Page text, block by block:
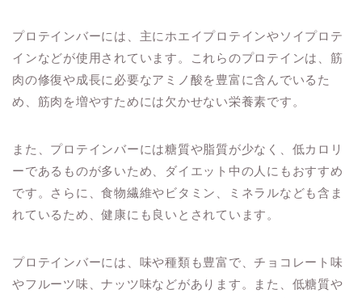
プロテインバーには、主にホエイプロテインやソイプロテ
インなどが使用されています。これらのプロテインは、筋
肉の修復や成長に必要なアミノ酸を豊富に含んでいるた
め、筋肉を増やすためには欠かせない栄養素です。
また、プロテインバーには糖質や脂質が少なく、低カロリ
ーであるものが多いため、ダイエット中の人にもおすすめ
です。さらに、食物繊維やビタミン、ミネラルなども含ま
れているため、健康にも良いとされています。
プロテインバーには、味や種類も豊富で、チョコレート味
やフルーツ味、ナッツ味などがあります。また、低糖質や